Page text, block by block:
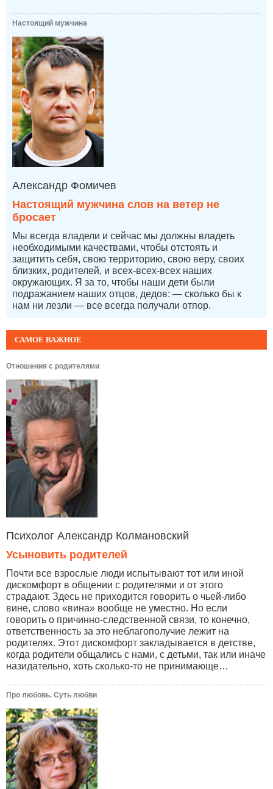
САМОЕ ВАЖНОЕ
Отношения с родителями
Психолог Александр Колмановский
Усыновить родителей
Почти все взрослые люди испытывают тот или иной
дискомфорт в общении с родителями и от этого
страдают. Здесь не приходится говорить о чьей-либо
вине, слово «вина» вообще не уместно. Но если
говорить о причинно-следственной связи, то конечно,
ответственность за это неблагополучие лежит на
родителях. Этот дискомфорт закладывается в детстве,
когда родители общались с нами, с детьми, так или иначе
назидательно, хоть сколько-то не принимающе…
Про любовь. Суть любви
Настоящий мужчина
Александр Фомичев
Настоящий мужчина слов на ветер не
бросает
Мы всегда владели и сейчас мы должны владеть
необходимыми качествами, чтобы отстоять и
защитить себя, свою территорию, свою веру, своих
близких, родителей, и всех-всех-всех наших
окружающих. Я за то, чтобы наши дети были
подражанием наших отцов, дедов: — сколько бы к
нам ни лезли — все всегда получали отпор.